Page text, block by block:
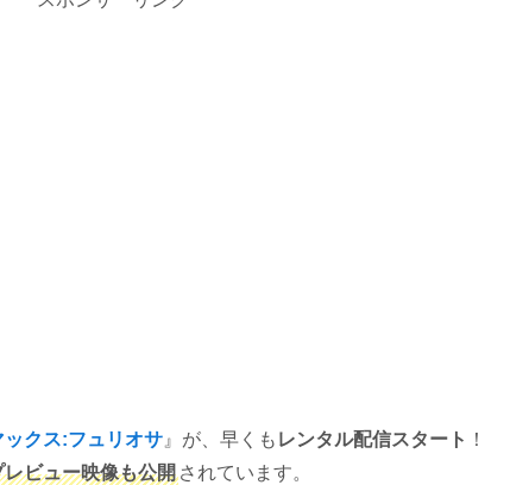
ックス:フュリオサ 』が、早くも レンタル配信スタート ！
レビュー映像も公開 されています。